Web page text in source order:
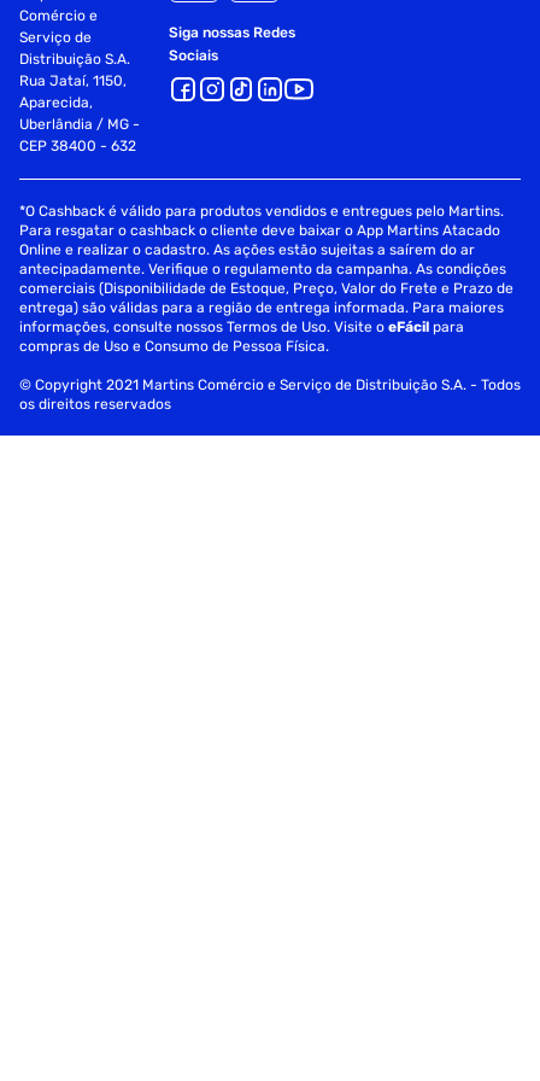
Comércio e
Serviço de
Distribuição S.A.
Rua Jataí, 1150,
Aparecida,
Uberlândia / MG -
CEP 38400 - 632
Siga nossas Redes
Sociais
*O Cashback é válido para produtos vendidos e entregues pelo Martins.
Para resgatar o cashback o cliente deve baixar o App Martins Atacado
Online e realizar o cadastro. As ações estão sujeitas a saírem do ar
antecipadamente. Verifique o regulamento da campanha. As condições
comerciais (Disponibilidade de Estoque, Preço, Valor do Frete e Prazo de
entrega) são válidas para a região de entrega informada. Para maiores
informações, consulte nossos Termos de Uso. Visite oeFácil para
compras de Uso e Consumo de Pessoa Física.
© Copyright 2021 Martins Comércio e Serviço de Distribuição S.A. - Todos
os direitos reservados